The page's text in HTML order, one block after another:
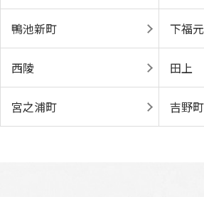
鴨池新町 下福
西陵 田上
宮之浦町 吉野町